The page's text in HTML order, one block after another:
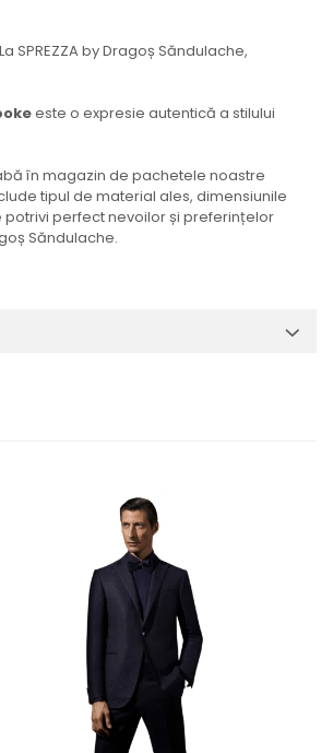
SPREZZA by Dragoș Săndulache,
este o expresie autentică a stilului
în magazin de pachetele noastre
tipul de material ales, dimensiunile
perfect nevoilor și preferințelor
Săndulache.